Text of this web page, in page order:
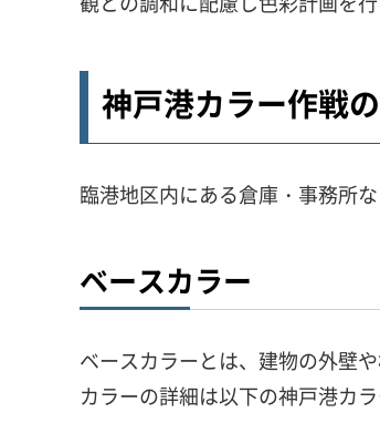
神戸港カラー作戦
臨港地区内にある倉庫・事務所
ベースカラー
ベースカラーとは、建物の外壁
カラーの詳細は以下の神戸港カ